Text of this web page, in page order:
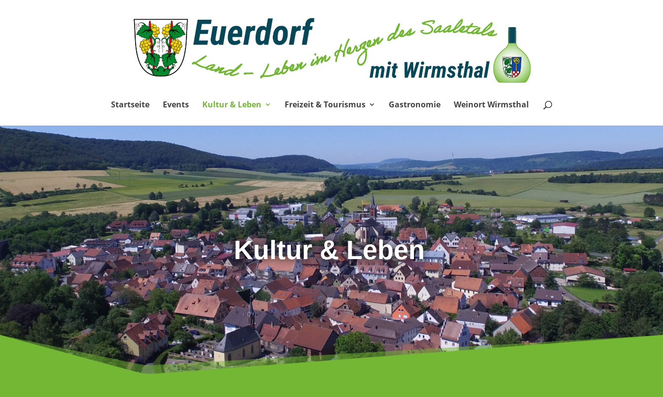
Startseite Events Kultur & Leben Freizeit & Tourismus Gastronomie Weinort Wirmsthal
Kultur & Leben